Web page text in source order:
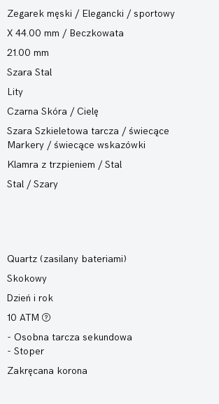
Zegarek męski / Elegancki / sportowy
X 44.00 mm / Beczkowata
21.00 mm
Szara Stal
Lity
Czarna Skóra / Cielę
Szara Szkieletowa tarcza / świecące
Markery / świecące wskazówki
Klamra z trzpieniem / Stal
Stal / Szary
Quartz (zasilany bateriami)
Skokowy
Dzień i rok
10 ATM
- Osobna tarcza sekundowa
- Stoper
Zakręcana korona